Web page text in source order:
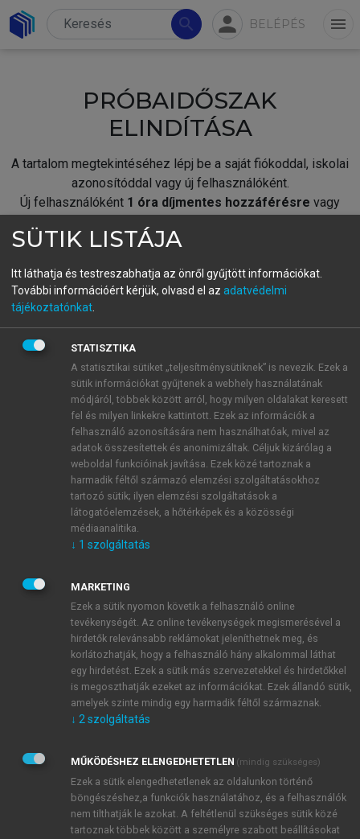
search person BELÉPÉS menu
PRÓBAIDŐSZAK
ELINDÍTÁSA
A tartalom megtekintéséhez lépj be a saját fiókoddal, iskolai
azonosítóddal vagy új felhasználóként.
Új felhasználóként 1 óra díjmentes hozzáférésre vagy
fiókoddal,vagy hozz létre új fiókot.
A regisztráció után apróbaidőszakautomatikusan
BELÉPÉS SAJÁT FIÓKKAL
ÚJ FIÓK LÉTREHOZÁSA
1 óra díjmentes hozzáférés
E-MAIL-CÍM
JELSZÓ
JELSZÓ ÚJRA
Kérek értesítést a MeRSZ újdonságairól, akcióiról.
Kérek értesítést az Akadémiai Kiadó Zrt. újdonságairól,
Adatkezelési tájékoztatóbanfoglaltakat tudomásul
veszem és elfogadom.
Általános vásárlási feltételeket, valamint a szotar.netés a
mersz.huoldalak licencszerződéseiben foglaltakat
tudomásul veszem és elfogadom.
SÜTIK LISTÁJA
Itt láthatja és testreszabhatja az önről gyűjtött információkat.
További információért kérjük, olvasd el az adatvédelmi
tájékoztatónkat
STATISZTIKA
A statisztikai sütiket „teljesítménysütiknek” is nevezik. Ezek a
sütik információkat gyűjtenek a webhely használatának
módjáról, többek között arról, hogy milyen oldalakat keresett
fel és milyen linkekre kattintott. Ezek az információk a
felhasználó azonosítására nem használhatóak, mivel az
adatok összesítettek és anonimizáltak. Céljuk kizárólag a
weboldal funkcióinak javítása. Ezek közé tartoznak a
harmadik féltől származó elemzési szolgáltatásokhoz
tartozó sütik; ilyen elemzési szolgáltatások a
látogatóelemzések, a hőtérképek és a közösségi
médiaanalitika.
↓ 1 szolgáltatás
MARKETING
Ezek a sütik nyomon követik a felhasználó online
tevékenységét. Az online tevékenységek megismerésével a
hirdetők relevánsabb reklámokat jeleníthetnek meg, és
korlátozhatják, hogy a felhasználó hány alkalommal láthat
egy hirdetést. Ezek a sütik más szervezetekkel és hirdetőkkel
is megoszthatják ezeket az információkat. Ezek állandó sütik,
amelyek szinte mindig egy harmadik féltől származnak.
↓ 2 szolgáltatás
MŰKÖDÉSHEZ ELENGEDHETETLEN (mindig szükséges)
Ezek a sütik elengedhetetlenek az oldalunkon történő
böngészéshez,a funkciók használatához, és a felhasználók
nem tilthatják le azokat. A feltétlenül szükséges sütik közé
tartoznak többek között a személyre szabott beállításokat